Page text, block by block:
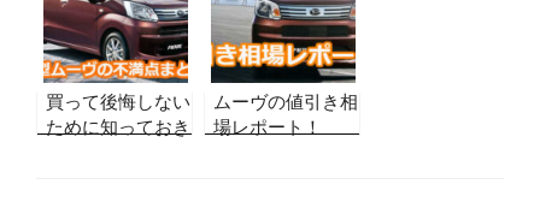
新】実販売データ
から合格ラインを
算出！
買って後悔しない
ために知っておき
ムーヴの値引き相
場レポート！